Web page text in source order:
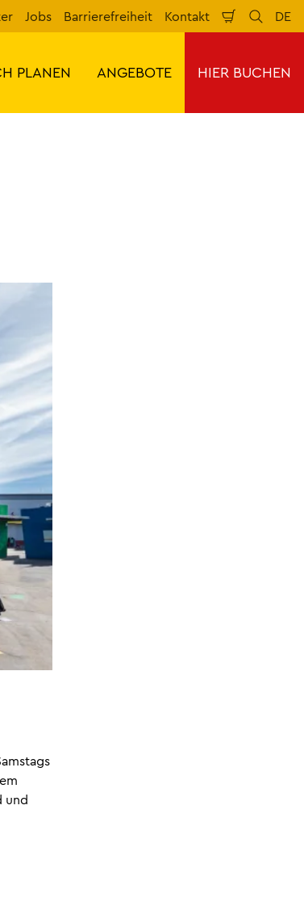
Jobs Barrierefreiheit Kontakt Warenkorb
DE
PLANEN ANGEBOTE HIER BUCHEN
und